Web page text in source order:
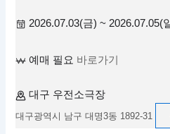
2026.07.03(금) ~ 2026.07.05(
예매 필요 바로가기
대구 우전소극장
대구광역시 남구 대명3동 1892-31